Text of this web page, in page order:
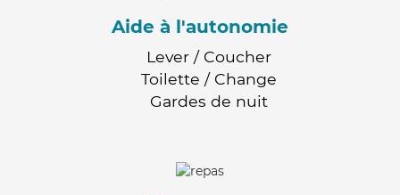
Aide à l'autonomie
Lever / Coucher
Toilette / Change
Gardes de nuit